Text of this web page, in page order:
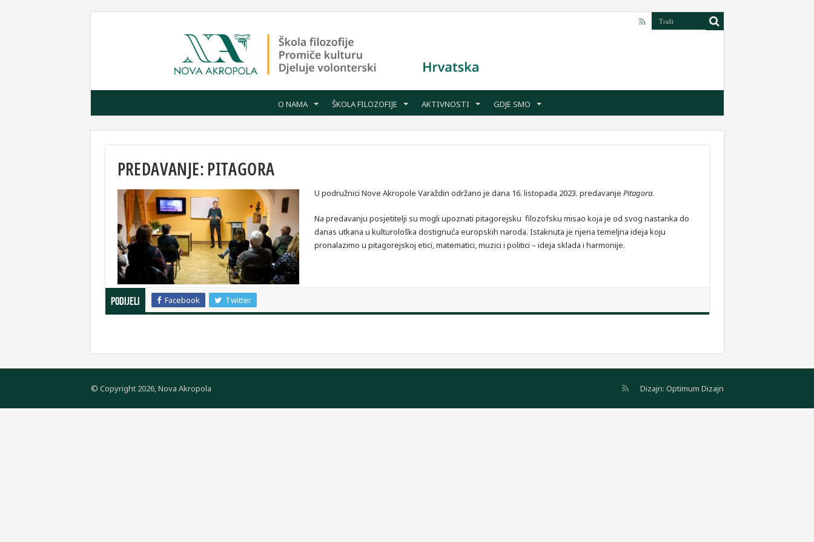
O NAMA ŠKOLA FILOZOFIJE AKTIVNOSTI GDJE SMO
PREDAVANJE: PITAGORA
U podružnici Nove Akropole Varaždin održano je dana 16. listopada 2023. predavanje Pitagora.
Na predavanju posjetitelji su mogli upoznati pitagorejsku filozofsku misao koja je od svog nastanka do
danas utkana u kulturološka dostignuća europskih naroda. Istaknuta je njena temeljna ideja koju
pronalazimo u pitagorejskoj etici, matematici, muzici i politici – ideja sklada i harmonije.
Podijeli Facebook Twitter
Dizajn: Optimum Dizajn
© Copyright 2026, Nova Akropola